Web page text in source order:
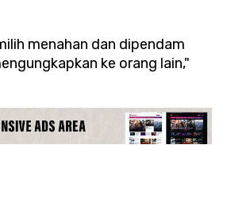
menahan dan dipendam
ke orang lain,"